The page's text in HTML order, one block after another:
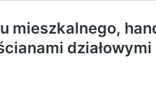
mieszkalnego,